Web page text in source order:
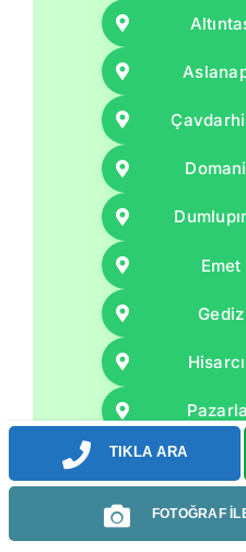
Emet
TIKLA ARA
FOTOĞRAF